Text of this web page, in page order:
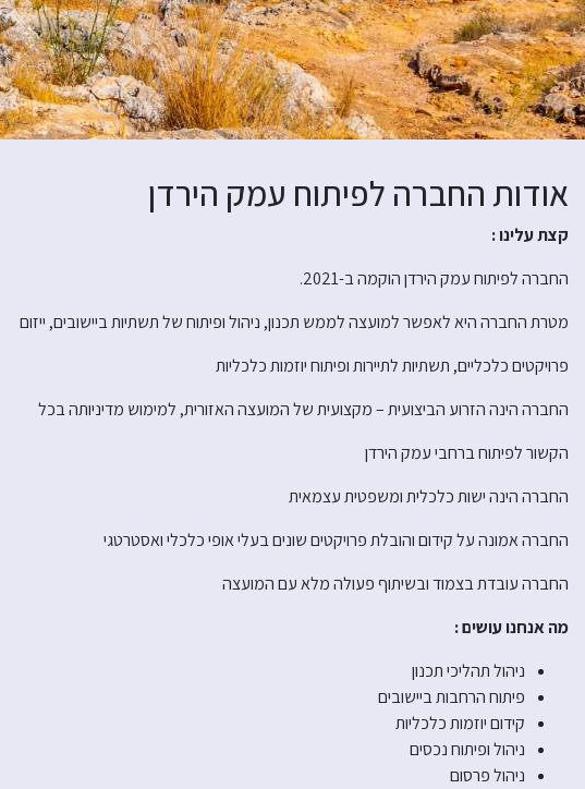
אודות החברה לפיתוח עמק הירדן
קצת עלינו :
החברה לפיתוח עמק הירדן הוקמה ב-2021.
מטרת החברה היא לאפשר למועצה לממש תכנון, ניהול ופיתוח של תשתיות ביישובים, ייזום
פרויקטים כלכליים, תשתיות לתיירות ופיתוח יוזמות כלכליות
החברה הינה הזרוע הביצועית – מקצועית של המועצה האזורית, למימוש מדיניותה בכל
הקשור לפיתוח ברחבי עמק הירדן
החברה הינה ישות כלכלית ומשפטית עצמאית
החברה אמונה על קידום והובלת פרויקטים שונים בעלי אופי כלכלי ואסטרטגי
החברה עובדת בצמוד ובשיתוף פעולה מלא עם המועצה
מה אנחנו עושים :
ניהול תהליכי תכנון
פיתוח הרחבות ביישובים
קידום יוזמות כלכליות
ניהול ופיתוח נכסים
ניהול פרסום